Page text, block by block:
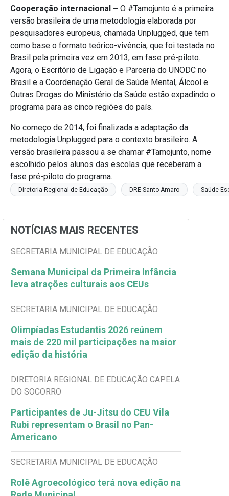
Cooperação internacional – O #Tamojunto é a primeira
versão brasileira de uma metodologia elaborada por
pesquisadores europeus, chamada Unplugged, que tem
como base o formato teórico-vivência, que foi testada no
Brasil pela primeira vez em 2013, em fase pré-piloto.
Agora, o Escritório de Ligação e Parceria do UNODC no
Brasil e a Coordenação Geral de Saúde Mental, Álcool e
Outras Drogas do Ministério da Saúde estão expadindo o
programa para as cinco regiões do país.
No começo de 2014, foi finalizada a adaptação da
metodologia Unplugged para o contexto brasileiro. A
versão brasileira passou a se chamar #Tamojunto, nome
escolhido pelos alunos das escolas que receberam a
fase pré-piloto do programa.
Diretoria Regional de Educação DRE Santo Amaro Saúde
NOTÍCIAS MAIS RECENTES
SECRETARIA MUNICIPAL DE EDUCAÇÃO
Semana Municipal da Primeira Infância
leva atrações culturais aos CEUs
SECRETARIA MUNICIPAL DE EDUCAÇÃO
Olimpíadas Estudantis 2026 reúnem
mais de 220 mil participações na maior
edição da história
DIRETORIA REGIONAL DE EDUCAÇÃO CAPELA
DO SOCORRO
Participantes de Ju-Jitsu do CEU Vila
Rubi representam o Brasil no Pan-
Americano
SECRETARIA MUNICIPAL DE EDUCAÇÃO
Rolê Agroecológico terá nova edição na